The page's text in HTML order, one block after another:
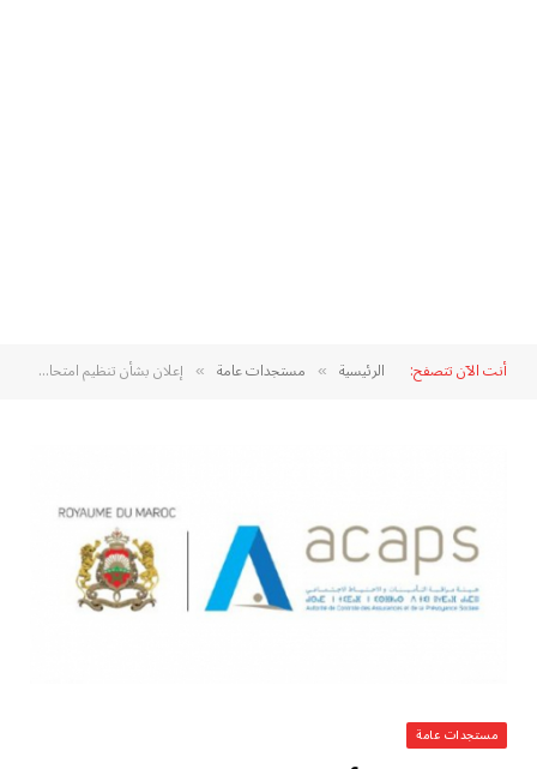
أنت الآن تتصفح: الرئيسية » مستجدات عامة » إعلان بشأن تنظيم امتحان مزاولة مهنة وسيط التأمين لهيئة مراقبة التأمينات والاحتياط الاجتماعي 2025
مستجدات عامة